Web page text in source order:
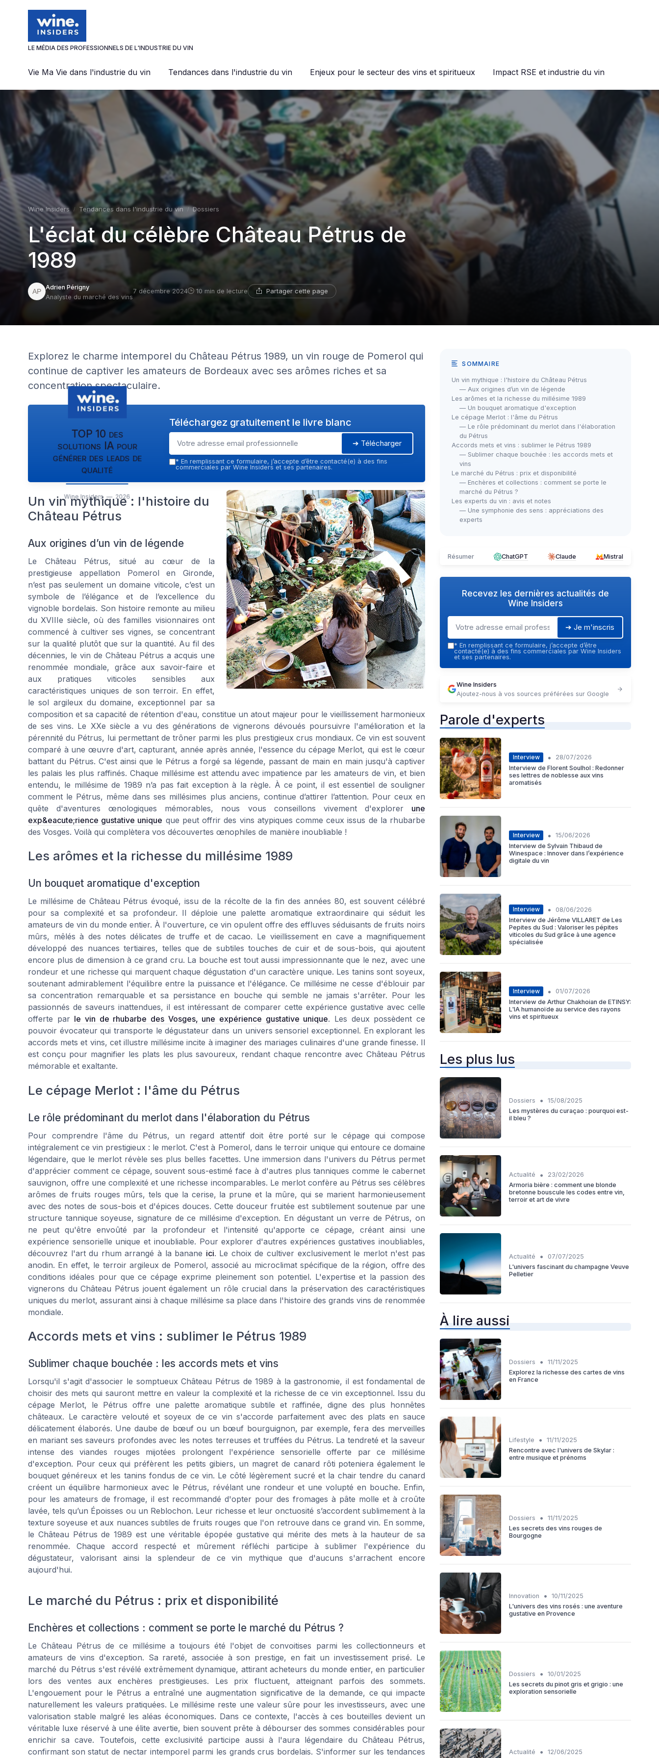
LE MÉDIA DES PROFESSIONNELS DE L'INDUSTRIE DU VIN
Vie Ma Vie dans l'industrie du vin Tendances dans l'industrie du vin Enjeux pour le secteur des vins et spiritueux Impact RSE et industrie du vin
Wine Insiders Tendances dans l'industrie du vin Dossiers
L'éclat du célèbre Château Pétrus de
1989
Adrien Périgny
Analyste du marché des vins
7 décembre 2024 10 min de lecture Partager cette page
Explorez le charme intemporel du Château Pétrus 1989, un vin rouge de Pomerol qui
continue de captiver les amateurs de Bordeaux avec ses arômes riches et sa
concentration spectaculaire.
TOP 10 des
solutions IA pour
générer des leads de
qualité
Wine Insiders — 2026
Téléchargez gratuitement le livre blanc
➔ Télécharger
* En remplissant ce formulaire, j’accepte d’être contacté(e) à des fins
commerciales par Wine Insiders et ses partenaires.
Un vin mythique : l'histoire du
Château Pétrus
Aux origines d’un vin de légende
Le Château Pétrus, situé au cœur de la
prestigieuse appellation Pomerol en Gironde,
n’est pas seulement un domaine viticole, c’est un
symbole de l’élégance et de l’excellence du
vignoble bordelais. Son histoire remonte au milieu
du XVIIIe siècle, où des familles visionnaires ont
commencé à cultiver ses vignes, se concentrant
sur la qualité plutôt que sur la quantité. Au fil des
décennies, le vin de Château Pétrus a acquis une
renommée mondiale, grâce aux savoir-faire et
aux pratiques viticoles sensibles aux
caractéristiques uniques de son terroir. En effet,
le sol argileux du domaine, exceptionnel par sa
composition et sa capacité de rétention d'eau, constitue un atout majeur pour le vieillissement harmonieux
de ses vins. Le XXe siècle a vu des générations de vignerons dévoués poursuivre l'amélioration et la
pérennité du Pétrus, lui permettant de trôner parmi les plus prestigieux crus mondiaux. Ce vin est souvent
comparé à une œuvre d'art, capturant, année après année, l'essence du cépage Merlot, qui est le cœur
battant du Pétrus. C'est ainsi que le Pétrus a forgé sa légende, passant de main en main jusqu'à captiver
les palais les plus raffinés. Chaque millésime est attendu avec impatience par les amateurs de vin, et bien
entendu, le millésime de 1989 n’a pas fait exception à la règle. À ce point, il est essentiel de souligner
comment le Pétrus, même dans ses millésimes plus anciens, continue d’attirer l’attention. Pour ceux en
quête d'aventures œnologiques mémorables, nous vous conseillons vivement d'explorer une
exp&eacute;rience gustative unique que peut offrir des vins atypiques comme ceux issus de la rhubarbe
des Vosges. Voilà qui complètera vos découvertes œnophiles de manière inoubliable !
Les arômes et la richesse du millésime 1989
Un bouquet aromatique d'exception
Le millésime de Château Pétrus évoqué, issu de la récolte de la fin des années 80, est souvent célébré
pour sa complexité et sa profondeur. Il déploie une palette aromatique extraordinaire qui séduit les
amateurs de vin du monde entier. À l'ouverture, ce vin opulent offre des effluves séduisants de fruits noirs
mûrs, mêlés à des notes délicates de truffe et de cacao. Le vieillissement en cave a magnifiquement
développé des nuances tertiaires, telles que de subtiles touches de cuir et de sous-bois, qui ajoutent
encore plus de dimension à ce grand cru. La bouche est tout aussi impressionnante que le nez, avec une
rondeur et une richesse qui marquent chaque dégustation d'un caractère unique. Les tanins sont soyeux,
soutenant admirablement l'équilibre entre la puissance et l'élégance. Ce millésime ne cesse d'éblouir par
sa concentration remarquable et sa persistance en bouche qui semble ne jamais s'arrêter. Pour les
passionnés de saveurs inattendues, il est intéressant de comparer cette expérience gustative avec celle
offerte par le vin de rhubarbe des Vosges, une expérience gustative unique. Les deux possèdent ce
pouvoir évocateur qui transporte le dégustateur dans un univers sensoriel exceptionnel. En explorant les
accords mets et vins, cet illustre millésime incite à imaginer des mariages culinaires d'une grande finesse. Il
est conçu pour magnifier les plats les plus savoureux, rendant chaque rencontre avec Château Pétrus
mémorable et exaltante.
Le cépage Merlot : l'âme du Pétrus
Le rôle prédominant du merlot dans l'élaboration du Pétrus
Pour comprendre l'âme du Pétrus, un regard attentif doit être porté sur le cépage qui compose
intégralement ce vin prestigieux : le merlot. C'est à Pomerol, dans le terroir unique qui entoure ce domaine
légendaire, que le merlot révèle ses plus belles facettes. Une immersion dans l'univers du Pétrus permet
d'apprécier comment ce cépage, souvent sous-estimé face à d'autres plus tanniques comme le cabernet
sauvignon, offre une complexité et une richesse incomparables. Le merlot confère au Pétrus ses célèbres
arômes de fruits rouges mûrs, tels que la cerise, la prune et la mûre, qui se marient harmonieusement
avec des notes de sous-bois et d'épices douces. Cette douceur fruitée est subtilement soutenue par une
structure tannique soyeuse, signature de ce millésime d'exception. En dégustant un verre de Pétrus, on
ne peut qu'être envoûté par la profondeur et l'intensité qu'apporte ce cépage, créant ainsi une
expérience sensorielle unique et inoubliable. Pour explorer d'autres expériences gustatives inoubliables,
découvrez l'art du rhum arrangé à la banane ici. Le choix de cultiver exclusivement le merlot n'est pas
anodin. En effet, le terroir argileux de Pomerol, associé au microclimat spécifique de la région, offre des
conditions idéales pour que ce cépage exprime pleinement son potentiel. L'expertise et la passion des
vignerons du Château Pétrus jouent également un rôle crucial dans la préservation des caractéristiques
uniques du merlot, assurant ainsi à chaque millésime sa place dans l'histoire des grands vins de renommée
mondiale.
Accords mets et vins : sublimer le Pétrus 1989
Sublimer chaque bouchée : les accords mets et vins
Lorsqu'il s'agit d'associer le somptueux Château Pétrus de 1989 à la gastronomie, il est fondamental de
choisir des mets qui sauront mettre en valeur la complexité et la richesse de ce vin exceptionnel. Issu du
cépage Merlot, le Pétrus offre une palette aromatique subtile et raffinée, digne des plus honnêtes
châteaux. Le caractère velouté et soyeux de ce vin s'accorde parfaitement avec des plats en sauce
délicatement élaborés. Une daube de bœuf ou un bœuf bourguignon, par exemple, fera des merveilles
en mariant ses saveurs profondes avec les notes terreuses et truffées du Pétrus. La tendreté et la saveur
intense des viandes rouges mijotées prolongent l'expérience sensorielle offerte par ce millésime
d'exception. Pour ceux qui préfèrent les petits gibiers, un magret de canard rôti poteniera également le
bouquet généreux et les tanins fondus de ce vin. Le côté légèrement sucré et la chair tendre du canard
créent un équilibre harmonieux avec le Pétrus, révélant une rondeur et une volupté en bouche. Enfin,
pour les amateurs de fromage, il est recommandé d'opter pour des fromages à pâte molle et à croûte
lavée, tels qu’un Époisses ou un Reblochon. Leur richesse et leur onctuosité s’accordent sublimement à la
texture soyeuse et aux nuances subtiles de fruits rouges que l'on retrouve dans ce grand vin. En somme,
le Château Pétrus de 1989 est une véritable épopée gustative qui mérite des mets à la hauteur de sa
renommée. Chaque accord respecté et mûrement réfléchi participe à sublimer l'expérience du
dégustateur, valorisant ainsi la splendeur de ce vin mythique que d'aucuns s'arrachent encore
aujourd'hui.
Le marché du Pétrus : prix et disponibilité
Enchères et collections : comment se porte le marché du Pétrus ?
Le Château Pétrus de ce millésime a toujours été l'objet de convoitises parmi les collectionneurs et
amateurs de vins d'exception. Sa rareté, associée à son prestige, en fait un investissement prisé. Le
marché du Pétrus s'est révélé extrêmement dynamique, attirant acheteurs du monde entier, en particulier
lors des ventes aux enchères prestigieuses. Les prix fluctuent, atteignant parfois des sommets.
L'engouement pour le Pétrus a entraîné une augmentation significative de la demande, ce qui impacte
naturellement les valeurs pratiquées. Le millésime reste une valeur sûre pour les investisseurs, avec une
valorisation stable malgré les aléas économiques. Dans ce contexte, l'accès à ces bouteilles devient un
véritable luxe réservé à une élite avertie, bien souvent prête à débourser des sommes considérables pour
enrichir sa cave. Toutefois, cette exclusivité participe aussi à l'aura légendaire du Château Pétrus,
confirmant son statut de nectar intemporel parmi les grands crus bordelais. S'informer sur les tendances
SOMMAIRE
Un vin mythique : l'histoire du Château Pétrus
— Aux origines d’un vin de légende
Les arômes et la richesse du millésime 1989
— Un bouquet aromatique d'exception
Le cépage Merlot : l'âme du Pétrus
— Le rôle prédominant du merlot dans l'élaboration
du Pétrus
Accords mets et vins : sublimer le Pétrus 1989
— Sublimer chaque bouchée : les accords mets et
vins
Le marché du Pétrus : prix et disponibilité
— Enchères et collections : comment se porte le
marché du Pétrus ?
Les experts du vin : avis et notes
— Une symphonie des sens : appréciations des
experts
Résumer ChatGPT Claude Mistral
Recevez les dernières actualités de
Wine Insiders
➔ Je m'inscris
* En remplissant ce formulaire, j’accepte d’être
contacté(e) à des fins commerciales par Wine Insiders
et ses partenaires.
Wine Insiders
Ajoutez-nous à vos sources préférées sur Google
Parole d'experts
Interview •
28/07/2026
Interview de Florent Soulhol : Redonner
ses lettres de noblesse aux vins
aromatisés
Interview •
15/06/2026
Interview de Sylvain Thibaud de
Winespace : Innover dans l’expérience
digitale du vin
Interview •
08/06/2026
Interview de Jérôme VILLARET de Les
Pepites du Sud : Valoriser les pépites
viticoles du Sud grâce à une agence
spécialisée
Interview •
01/07/2026
Interview de Arthur Chakhoian de ETINSY:
L'IA humanoïde au service des rayons
vins et spiritueux
Les plus lus
Dossiers •
15/08/2025
Les mystères du curaçao : pourquoi est-
il bleu ?
Actualité •
23/02/2026
Armoria bière : comment une blonde
bretonne bouscule les codes entre vin,
terroir et art de vivre
Actualité •
07/07/2025
L'univers fascinant du champagne Veuve
Pelletier
À lire aussi
Dossiers •
11/11/2025
Explorez la richesse des cartes de vins
en France
Lifestyle •
11/11/2025
Rencontre avec l'univers de Skylar :
entre musique et prénoms
Dossiers •
11/11/2025
Les secrets des vins rouges de
Bourgogne
Innovation •
10/11/2025
L'univers des vins rosés : une aventure
gustative en Provence
Dossiers •
10/01/2025
Les secrets du pinot gris et grigio : une
exploration sensorielle
Actualité • 12/06/2025